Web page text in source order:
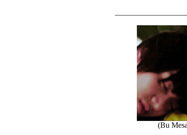
(Bu